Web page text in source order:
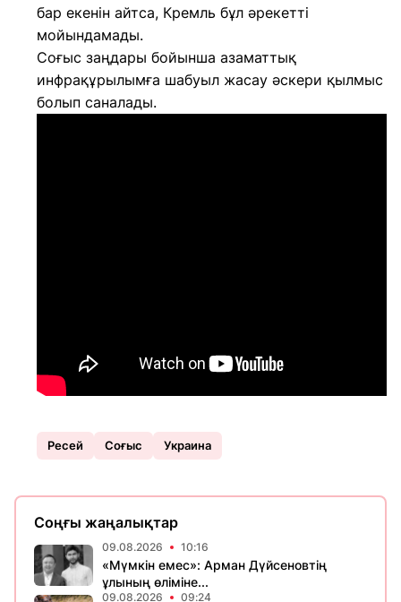
бар екенін айтса, Кремль бұл әрекетті
мойындамады.
Соғыс заңдары бойынша азаматтық
инфрақұрылымға шабуыл жасау әскери қылмыс
болып саналады.
Ресей Соғыс Украина
Соңғы жаңалықтар
09.08.2026 10:16
«Мүмкін емес»: Арман Дүйсеновтің
ұлының өліміне...
09.08.2026 09:24